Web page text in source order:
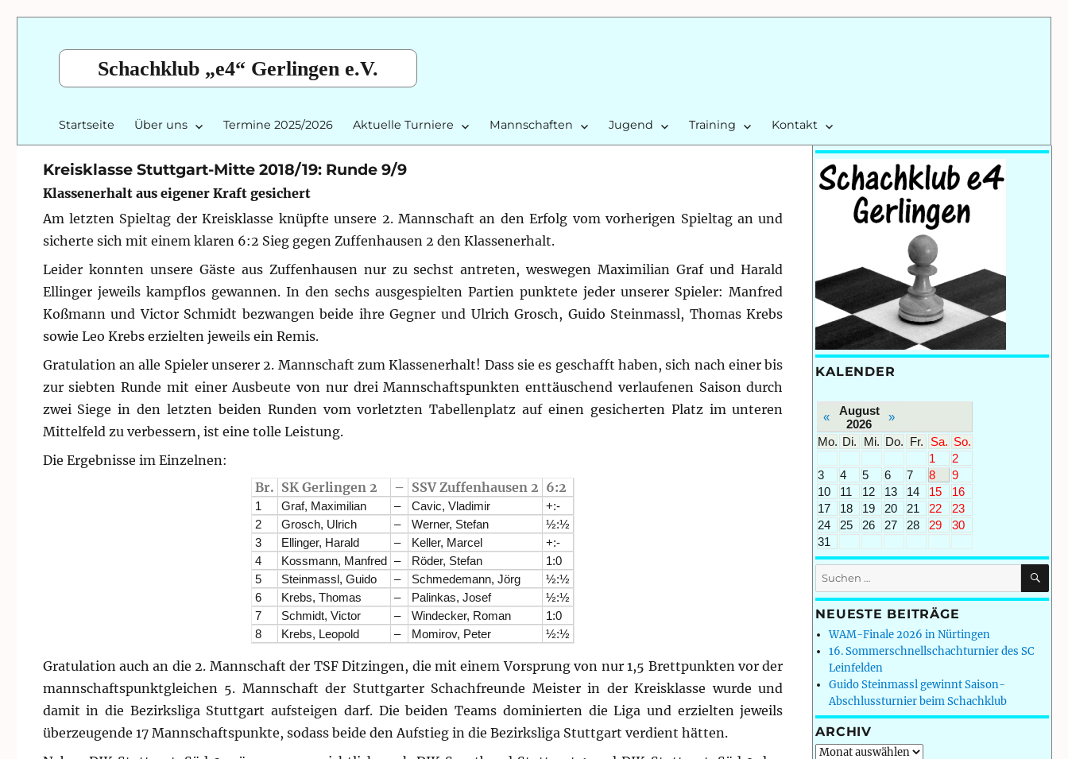
Schachklub „e4“ Gerlingen e.V.
Startseite Über uns Termine 2025/2026 Aktuelle Turniere Mannschaften Jugend Training Kontakt
Kreisklasse Stuttgart-Mitte 2018/19: Runde 9/9
Klassenerhalt aus eigener Kraft gesichert
Am letzten Spieltag der Kreisklasse knüpfte unsere 2. Mannschaft an den Erfolg vom vorherigen Spieltag an und
sicherte sich mit einem klaren 6:2 Sieg gegen Zuffenhausen 2 den Klassenerhalt.
Leider konnten unsere Gäste aus Zuffenhausen nur zu sechst antreten, weswegen Maximilian Graf und Harald
Ellinger jeweils kampflos gewannen. In den sechs ausgespielten Partien punktete jeder unserer Spieler: Manfred
Koßmann und Victor Schmidt bezwangen beide ihre Gegner und Ulrich Grosch, Guido Steinmassl, Thomas Krebs
sowie Leo Krebs erzielten jeweils ein Remis.
Gratulation an alle Spieler unserer 2. Mannschaft zum Klassenerhalt! Dass sie es geschafft haben, sich nach einer bis
zur siebten Runde mit einer Ausbeute von nur drei Mannschaftspunkten enttäuschend verlaufenen Saison durch
zwei Siege in den letzten beiden Runden vom vorletzten Tabellenplatz auf einen gesicherten Platz im unteren
Mittelfeld zu verbessern, ist eine tolle Leistung.
Die Ergebnisse im Einzelnen:
Br. SK Gerlingen 2 – SSV Zuffenhausen 2 6:2
1 Graf, Maximilian – Cavic, Vladimir
+:-
2
Grosch, Ulrich – Werner, Stefan
½:½
3
Ellinger, Harald – Keller, Marcel
+:-
4
Kossmann, Manfred – Röder, Stefan
1:0
5
Steinmassl, Guido – Schmedemann, Jörg
½:½
6
Krebs, Thomas – Palinkas, Josef
½:½
7
Schmidt, Victor – Windecker, Roman
1:0
8
Krebs, Leopold – Momirov, Peter ½:½
Gratulation auch an die 2. Mannschaft der TSF Ditzingen, die mit einem Vorsprung von nur 1,5 Brettpunkten vor der
mannschaftspunktgleichen 5. Mannschaft der Stuttgarter Schachfreunde Meister in der Kreisklasse wurde und
damit in die Bezirksliga Stuttgart aufsteigen darf. Die beiden Teams dominierten die Liga und erzielten jeweils
überzeugende 17 Mannschaftspunkte, sodass beide den Aufstieg in die Bezirksliga Stuttgart verdient hätten.
KALENDER
«
August
2026
»
Mo. Di. Mi. Do. Fr. Sa. So.
1
2
3
4 5 6 7 8
9
10
11 12 13 14 15
16
17
18 19 20 21 22
23
24
25 26 27 28 29
30
31
Suchen
nach:
NEUESTE BEITRÄGE
WAM-Finale 2026 in Nürtingen
16. Sommerschnellschachturnier des SC
Leinfelden
Guido Steinmassl gewinnt Saison-
Abschlussturnier beim Schachklub
ARCHIV
Archiv